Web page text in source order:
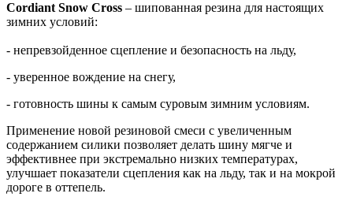
Cordiant Snow Cross – шипованная резина для настоящих
зимних условий:
- непревзойденное сцепление и безопасность на льду,
- уверенное вождение на снегу,
- готовность шины к самым суровым зимним условиям.
Применение новой резиновой смеси с увеличенным
содержанием силики позволяет делать шину мягче и
эффективнее при экстремально низких температурах,
улучшает показатели сцепления как на льду, так и на мокрой
дороге в оттепель.